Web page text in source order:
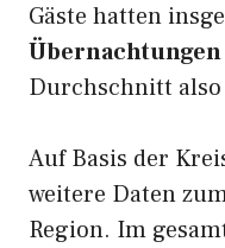
Gäste hatten
Übernachtungen
Durchschnitt also
Auf Basis der
weitere Daten
Region. Im